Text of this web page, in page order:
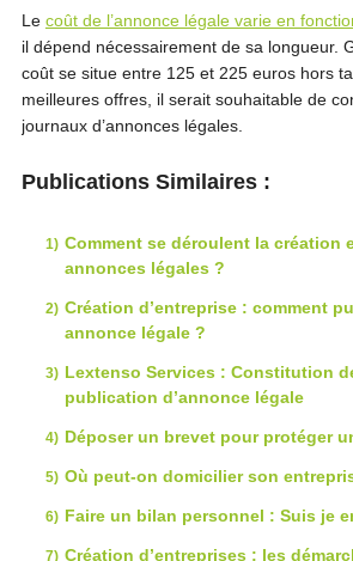
Le coût de l’annonce légale varie en
il dépend nécessairement de sa longueur.
coût se situe entre 125 et 225 euros hors
meilleures offres, il serait souhaitable de
journaux d’annonces légales.
Publications Similaires :
Comment se déroulent la création
annonces légales ?
Création d’entreprise : comment
annonce légale ?
Lextenso Services : Constitution
publication d’annonce légale
Déposer un brevet pour protéger
Où peut-on domicilier son
Faire un bilan personnel : Suis je
Création d’entreprises : les